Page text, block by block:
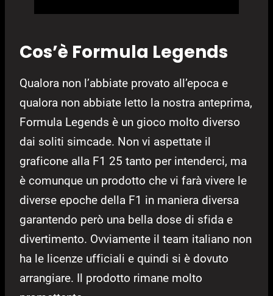
Cos’è Formula Legends
Qualora non l’abbiate provato all’epoca e
qualora non abbiate letto la nostra anteprima,
Formula Legends è un gioco molto diverso
dai soliti simcade. Non vi aspettate il
graficone alla F1 25 tanto per intenderci, ma
è comunque un prodotto che vi farà vivere le
diverse epoche della F1 in maniera diversa
garantendo però una bella dose di sfida e
divertimento. Ovviamente il team italiano non
ha le licenze ufficiali e quindi si è dovuto
arrangiare. Il prodotto rimane molto